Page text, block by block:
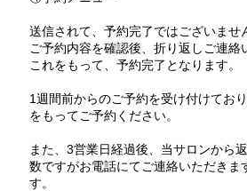
送信されて、予約完了ではございませ
ご予約内容を確認後、折り返しご連絡
これをもって、予約完了となります。
1週間前からのご予約を受け付けてお
をもってご予約ください。
また、3営業日経過後、当サロンから
数ですがお電話にてご連絡いただきま
す。